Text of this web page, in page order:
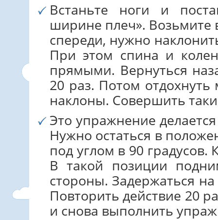
Встаньте ноги и
ширине плеч». Возьмите
спереди, нужно
При этом спина и
прямыми. Вернуться
20 раз. Потом
наклоны. Совершить
Это упражнение
Нужно остаться в
под углом в 90 градусов.
В такой позиции
стороны. Задержаться
Повторить действие 20
и снова выполнить